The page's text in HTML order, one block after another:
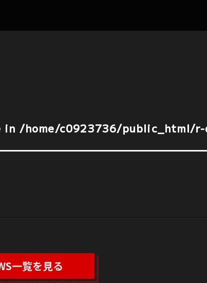
in /home/c0923736/public_html/
一覧を見る